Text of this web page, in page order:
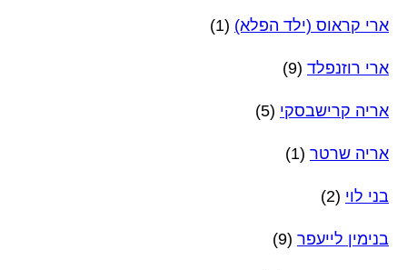
ארי קראוס (ילד הפלא) (1)
ארי רוזנפלד (9)
אריה קרישבסקי (5)
אריה שרטר (1)
בני לוי (2)
בנימין לייעפר (9)